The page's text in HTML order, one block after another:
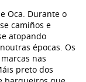
Oca. Durante o
camiños e
atopando
épocas. Os
nas
preto dos